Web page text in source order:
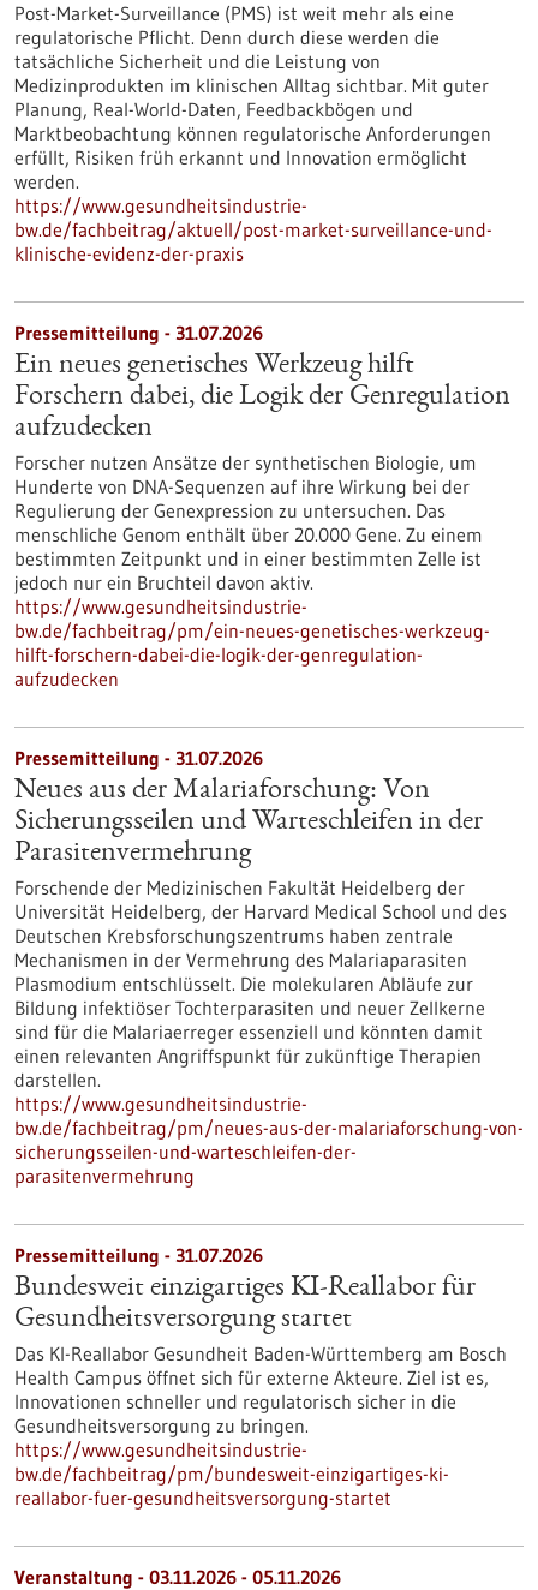
Post-Market-Surveillance (PMS) ist weit mehr als eine
regulatorische Pflicht. Denn durch diese werden die
tatsächliche Sicherheit und die Leistung von
Medizinprodukten im klinischen Alltag sichtbar. Mit guter
Planung, Real-World-Daten, Feedbackbögen und
Marktbeobachtung können regulatorische Anforderungen
erfüllt, Risiken früh erkannt und Innovation ermöglicht
werden.
https://www.gesundheitsindustrie-
bw.de/fachbeitrag/aktuell/post-market-surveillance-und-
klinische-evidenz-der-praxis
Pressemitteilung - 31.07.2026
Ein neues genetisches Werkzeug hilft
Forschern dabei, die Logik der Genregulation
aufzudecken
Forscher nutzen Ansätze der synthetischen Biologie, um
Hunderte von DNA-Sequenzen auf ihre Wirkung bei der
Regulierung der Genexpression zu untersuchen. Das
menschliche Genom enthält über 20.000 Gene. Zu einem
bestimmten Zeitpunkt und in einer bestimmten Zelle ist
jedoch nur ein Bruchteil davon aktiv.
https://www.gesundheitsindustrie-
bw.de/fachbeitrag/pm/ein-neues-genetisches-werkzeug-
hilft-forschern-dabei-die-logik-der-genregulation-
aufzudecken
Pressemitteilung - 31.07.2026
Neues aus der Malariaforschung: Von
Sicherungsseilen und Warteschleifen in der
Parasitenvermehrung
Forschende der Medizinischen Fakultät Heidelberg der
Universität Heidelberg, der Harvard Medical School und des
Deutschen Krebsforschungszentrums haben zentrale
Mechanismen in der Vermehrung des Malariaparasiten
Plasmodium entschlüsselt. Die molekularen Abläufe zur
Bildung infektiöser Tochterparasiten und neuer Zellkerne
sind für die Malariaerreger essenziell und könnten damit
einen relevanten Angriffspunkt für zukünftige Therapien
darstellen.
https://www.gesundheitsindustrie-
bw.de/fachbeitrag/pm/neues-aus-der-malariaforschung-von-
sicherungsseilen-und-warteschleifen-der-
parasitenvermehrung
Pressemitteilung - 31.07.2026
Bundesweit einzigartiges KI-Reallabor für
Gesundheits­versorgung startet
Das KI-Reallabor Gesundheit Baden-Württemberg am Bosch
Health Campus öffnet sich für externe Akteure. Ziel ist es,
Innovationen schneller und regulatorisch sicher in die
Gesundheitsversorgung zu bringen.
https://www.gesundheitsindustrie-
bw.de/fachbeitrag/pm/bundesweit-einzigartiges-ki-
reallabor-fuer-gesundheitsversorgung-startet
Veranstaltung - 03.11.2026 - 05.11.2026